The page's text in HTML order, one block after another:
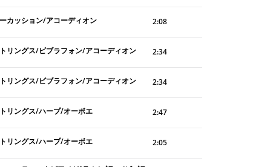
カッション/アコーディオン 2:08
リングス/ビブラフォン/アコーディオン 2:34
リングス/ビブラフォン/アコーディオン 2:34
リングス/ハープ/オーボエ 2:47
リングス/ハープ/オーボエ 2:05